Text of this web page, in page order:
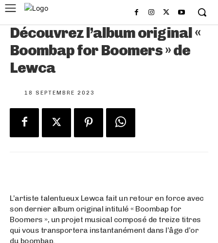
Découvrez l’album original «
Boombap for Boomers » de
Lewca
18 SEPTEMBRE 2023
L’artiste talentueux Lewca fait un retour en force avec
son dernier album original intitulé « Boombap for
Boomers », un projet musical composé de treize titres
qui vous transportera instantanément dans l’âge d’or
du boombap.